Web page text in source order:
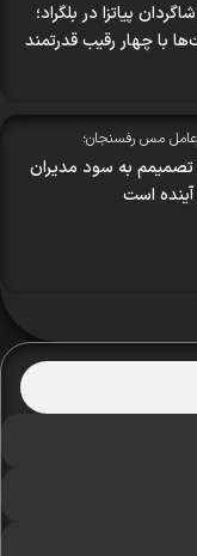
پیاتزا در بلگراد؛
با چهار رقیب قدرتمند
مس رفسنجان؛
به سود مدیران
است